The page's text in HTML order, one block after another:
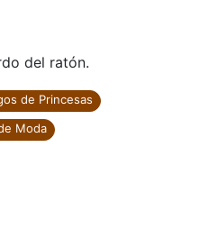
del ratón.
de Princesas
Moda